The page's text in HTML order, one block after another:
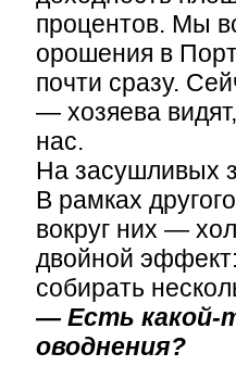
процентов. Мы
орошения в
почти сразу.
— хозяева
нас.
На засушливых
В рамках
вокруг них —
двойной
собирать
— Есть какой-
оводнения?